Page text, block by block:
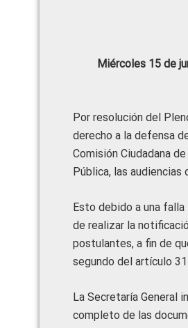
Miércoles 15 de
Por resolución del
derecho a la defensa
Comisión Ciudadana
Pública, las
Esto debido a una
de realizar la
postulantes, a fin de
segundo del artículo
La Secretaría General
completo de las